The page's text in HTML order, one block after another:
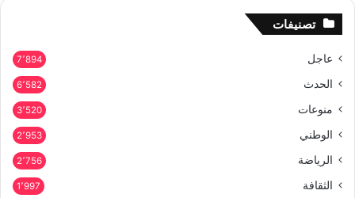
تصنيفات
عاجل 7٬894
الحدث 6٬582
منوعات 3٬520
الوطني 2٬953
الرياضة 2٬756
الثقافة 1٬997